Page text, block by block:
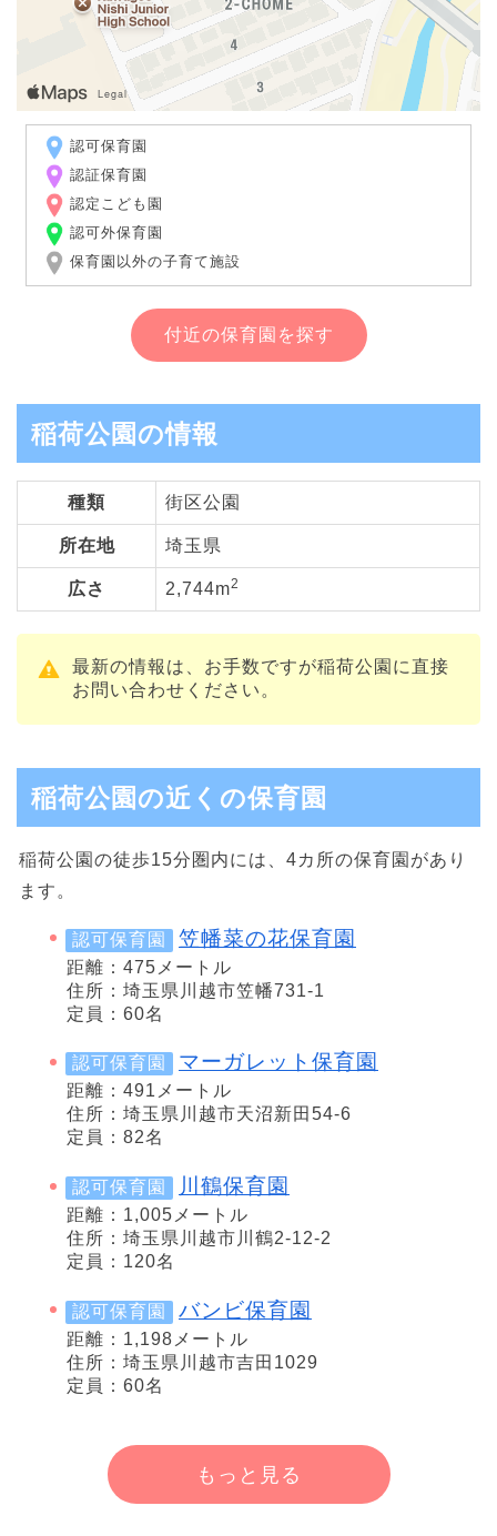
認可保育園
認証保育園
認定こども園
認可外保育園
保育園以外の子育て施設
付近の保育園を探す
稲荷公園の情報
種類 街区公園
所在地 埼玉県
広さ 2,744m2
最新の情報は、お手数ですが稲荷公園に直接
お問い合わせください。
稲荷公園の近くの保育園
稲荷公園の徒歩15分圏内には、4カ所の保育園があり
ます。
認可保育園 笠幡菜の花保育園
距離：475メートル
住所：埼玉県川越市笠幡731-1
定員：60名
認可保育園 マーガレット保育園
距離：491メートル
住所：埼玉県川越市天沼新田54-6
定員：82名
認可保育園 川鶴保育園
距離：1,005メートル
住所：埼玉県川越市川鶴2-12-2
定員：120名
認可保育園 バンビ保育園
距離：1,198メートル
住所：埼玉県川越市吉田1029
定員：60名
もっと見る